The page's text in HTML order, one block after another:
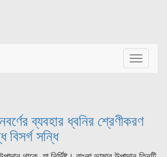
Toggle
ব্যবহার ধ্বনির শ্রেণীকরণ
বিসর্গ সন্ধি